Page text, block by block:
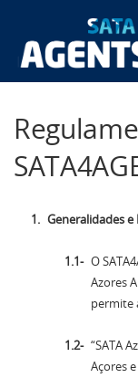
conteúdo
Generalidades e
O
Azores
permite
“SATA
Açores